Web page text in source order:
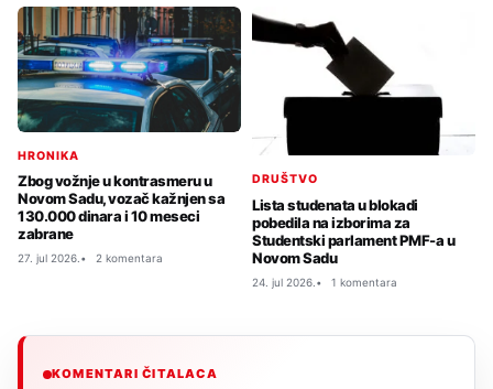
HRONIKA
Zbog vožnje u kontrasmeru u
Novom Sadu, vozač kažnjen sa
130.000 dinara i 10 meseci
zabrane
27. jul 2026. 2 komentara
DRUŠTVO
Lista studenata u blokadi
pobedila na izborima za
Studentski parlament PMF-a u
Novom Sadu
24. jul 2026. 1 komentara
KOMENTARI ČITALACA